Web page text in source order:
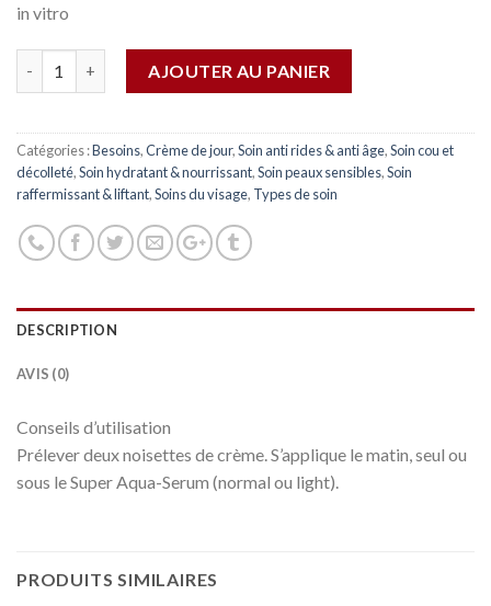
in vitro
AJOUTER AU PANIER
Catégories :Besoins,Crème de jour,Soin anti rides & anti âge,Soin cou et
décolleté,Soin hydratant & nourrissant,Soin peaux sensibles,Soin
raffermissant & liftant,Soins du visage, Types de soin
DESCRIPTION
AVIS (0)
Conseils d’utilisation
Prélever deux noisettes de crème. S’applique le matin, seul ou
sous le Super Aqua-Serum (normal ou light).
PRODUITS SIMILAIRES